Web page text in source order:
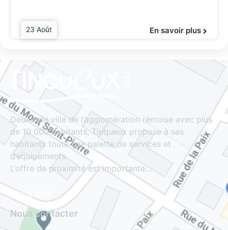
23 Août En savoir plus
Deuxième ville de l’agglomération rémoise avec plus
de 10 000 habitants, Tinqueux propose à ses
habitants toute une palette de services et
d’équipements.
L’offre de proximité est importante…
Lire la suite
Nous contacter